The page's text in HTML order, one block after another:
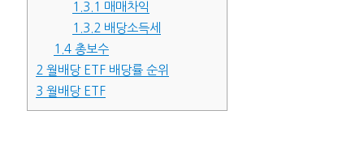
1.3.1 매매차익
1.3.2 배당소득세
1.4 총보수
2 월배당 ETF 배당률 순위
3 월배당 ETF